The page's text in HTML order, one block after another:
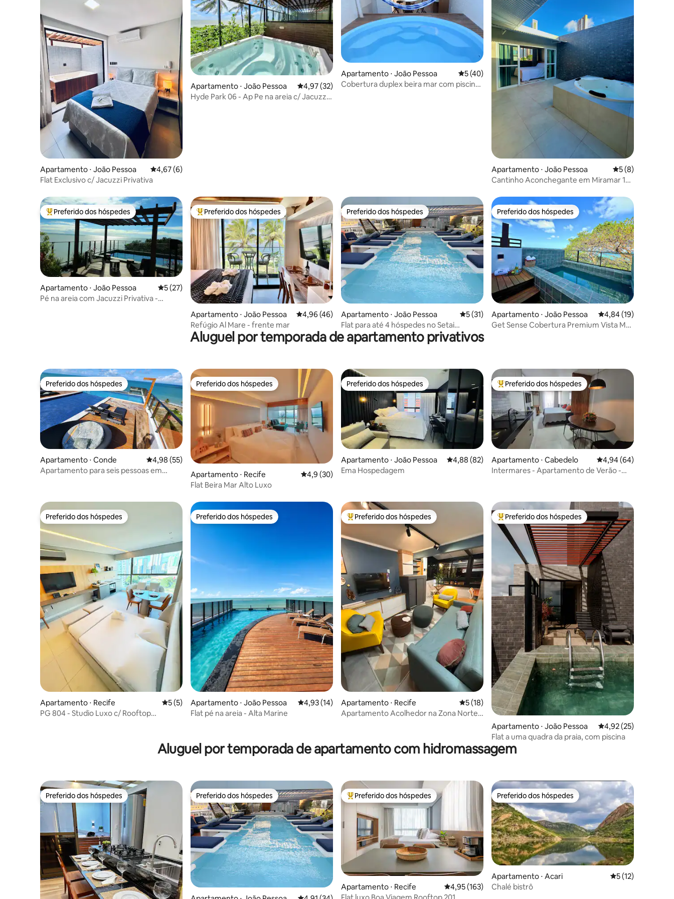
Apartamento ⋅ João Pessoa 4,67 de uma avaliação média de 5, 6 avaliações
4,67 (6)
Flat Exclusivo c/ Jacuzzi Privativa
Apartamento ⋅ João Pessoa 4,97 de uma avaliação média de 5, 32 avaliações
4,97 (32)
Hyde Park 06 - Ap Pe na areia c/ Jacuzzi
Apartamento ⋅ João Pessoa 5 de uma avaliação média de 5, 40 avaliações
5 (40)
Cobertura duplex beira mar com piscina
Apartamento ⋅ João Pessoa 5 de uma
5 (8)
Cantinho Aconchegante em Miramar 1
Entre os melhores preferidos dos hóspedes
Preferido dos hóspedes
Apartamento ⋅ João Pessoa 5 de uma avaliação média de 5, 27 avaliações
5 (27)
Pé na areia com Jacuzzi Privativa -
Entre os melhores preferidos dos hóspedes
Preferido dos hóspedes
Apartamento ⋅ João Pessoa 4,96 de uma avaliação média de 5, 46 avaliações
4,96 (46)
Refúgio Al Mare - frente mar
Preferido dos hóspedes
Preferido dos hóspedes
Apartamento ⋅ João Pessoa 5 de uma avaliação média de 5, 31 avaliações
5 (31)
Flat para até 4 hóspedes no Setai
Aquamaris
Preferido dos hóspedes
Preferido dos hóspedes
Apartamento ⋅ João Pessoa 4,84 de uma
4,84 (19)
Get Sense Cobertura Premium Vista Mar
Aluguel por temporada de apartamento privativos
Preferido dos hóspedes
Preferido dos hóspedes
Apartamento ⋅ Conde 4,98 de uma avaliação média de 5, 55 avaliações
4,98 (55)
Apartamento para seis pessoas em
Preferido dos hóspedes
Preferido dos hóspedes
Apartamento ⋅ Recife 4,9 de uma avaliação média de 5, 30 avaliações
4,9 (30)
Flat Beira Mar Alto Luxo
Preferido dos hóspedes
Preferido dos hóspedes
Apartamento ⋅ João Pessoa 4,88 de uma avaliação média de 5, 82 avaliações
4,88 (82)
Ema Hospedagem
Entre os melhores preferidos dos hóspedes
Preferido dos hóspedes
Apartamento ⋅ Cabedelo 4,94 de uma
4,94 (64)
Intermares - Apartamento de Verão -
Preferido dos hóspedes
Preferido dos hóspedes
Apartamento ⋅ Recife 5 de uma avaliação média de 5, 5 avaliações
5 (5)
PG 804 - Studio Luxo c/ Rooftop
Preferido dos hóspedes
Preferido dos hóspedes
Apartamento ⋅ João Pessoa 4,93 de uma avaliação média de 5, 14 avaliações
4,93 (14)
Flat pé na areia - Alta Marine
Entre os melhores preferidos dos hóspedes
Preferido dos hóspedes
Apartamento ⋅ Recife 5 de uma avaliação média de 5, 18 avaliações
5 (18)
Apartamento Acolhedor na Zona Norte
Entre os melhores preferidos dos hóspedes
Preferido dos hóspedes
Apartamento ⋅ João Pessoa 4,92 de uma
4,92 (25)
Flat a uma quadra da praia, com piscina
Aluguel por temporada de apartamento com hidromassagem
Preferido dos hóspedes
Preferido dos hóspedes Preferido dos hóspedes
Preferido dos hóspedes Entre os melhores preferidos dos hóspedes
Preferido dos hóspedes
Apartamento ⋅ Recife 4,95 de uma avaliação média de 5, 163 avaliações
4,95 (163)
Preferido dos hóspedes
Preferido dos hóspedes
Apartamento ⋅ Acari 5 de uma
5 (12)
Chalé bistrô